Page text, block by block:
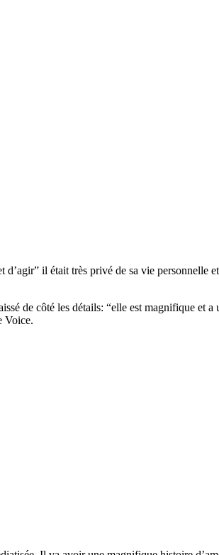
il était très privé de sa vie personnelle
de côté les détails: “elle est magnifique et a
Voice.